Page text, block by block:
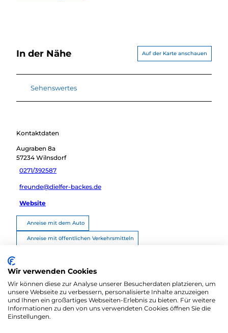
In der Nähe Auf der Karte anschauen
Sehenswertes
Kontaktdaten
Augraben 8a
57234 Wilnsdorf
0271/392587
freunde@dielfer-backes.de
Website
Anreise mit dem Auto
Anreise mit öffentlichen Verkehrsmitteln
Wir verwenden Cookies
Wir können diese zur Analyse unserer Besucherdaten platzieren, um
unsere Webseite zu verbessern, personalisierte Inhalte anzuzeigen
und Ihnen ein großartiges Webseiten-Erlebnis zu bieten. Für weitere
Informationen zu den von uns verwendeten Cookies öffnen Sie die
Einstellungen.